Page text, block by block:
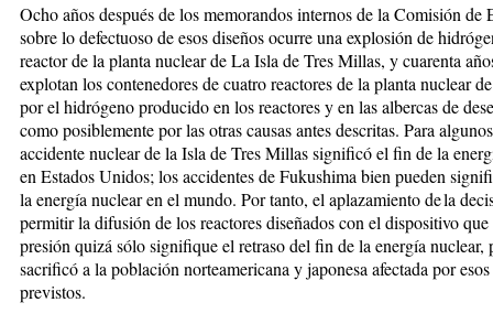
Ocho años después de los memorandos internos de la Comisión de
sobre lo defectuoso de esos diseños ocurre una explosión de
reactor de la planta nuclear de La Isla de Tres Millas, y cuarenta
explotan los contenedores de cuatro reactores de la planta nuclear
por el hidrógeno producido en los reactores y en las albercas de
como posiblemente por las otras causas antes descritas. Para
accidente nuclear de la Isla de Tres Millas significó el fin de la
en Estados Unidos; los accidentes de Fukushima bien pueden
la energía nuclear en el mundo. Por tanto, el aplazamiento de la
permitir la difusión de los reactores diseñados con el dispositivo
presión quizá sólo signifique el retraso del fin de la energía nuclear,
sacrificó a la población norteamericana y japonesa afectada por
previstos.